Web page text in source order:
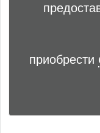
приобрести